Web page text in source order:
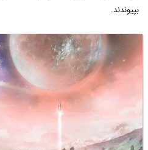
بپیوندند.